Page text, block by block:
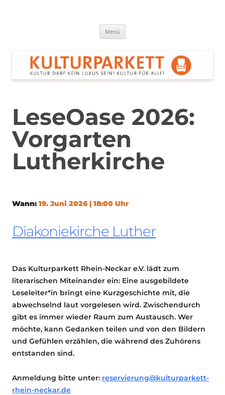
Menü
LeseOase 2026:
Vorgarten
Lutherkirche
Wann: 19. Juni 2026 | 18:00 Uhr
Diakoniekirche Luther
Das Kulturparkett Rhein-Neckar e.V. lädt zum
literarischen Miteinander ein: Eine ausgebildete
Leseleiter*in bringt eine Kurzgeschichte mit, die
abwechselnd laut vorgelesen wird. Zwischendurch
gibt es immer wieder Raum zum Austausch. Wer
möchte, kann Gedanken teilen und von den Bildern
und Gefühlen erzählen, die während des Zuhörens
entstanden sind.
Anmeldung bitte unter: reservierung@kulturparkett-
rhein-neckar.de